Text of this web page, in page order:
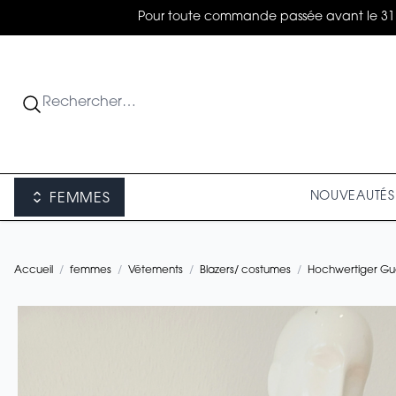
Pour toute commande passée avant le
FEMMES NOUVEAUTÉS
Accueil / femmes / Vêtements / Blazers/ costumes / Hochwertiger